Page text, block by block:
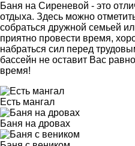
Баня на Сиреневой - это
отдыха. Здесь можно
собраться дружной семьей
приятно провести время,
набраться сил перед
бассейн не оставит Вас
время!
Есть мангал
Баня на дровах